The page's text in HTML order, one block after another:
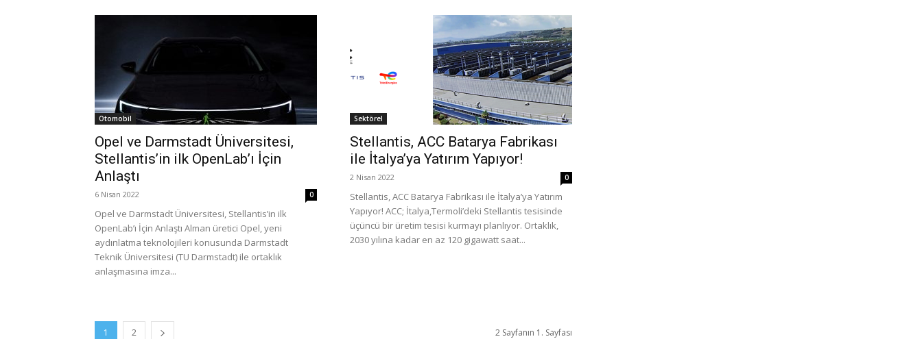
Otomobil
Opel ve Darmstadt Üniversitesi,
Stellantis’in ilk OpenLab’ı İçin
Anlaştı
6 Nisan 2022 0
Opel ve Darmstadt Üniversitesi, Stellantis’in ilk
OpenLab’ı İçin Anlaştı Alman üretici Opel, yeni
aydınlatma teknolojileri konusunda Darmstadt
Teknik Üniversitesi (TU Darmstadt) ile ortaklık
anlaşmasına imza...
Sektörel
Stellantis, ACC Batarya Fabrikası
ile İtalya’ya Yatırım Yapıyor!
2 Nisan 2022 0
Stellantis, ACC Batarya Fabrikası ile İtalya’ya Yatırım
Yapıyor! ACC; İtalya,Termoli’deki Stellantis tesisinde
üçüncü bir üretim tesisi kurmayı planlıyor. Ortaklık,
2030 yılına kadar en az 120 gigawatt saat...
1 2 2 Sayfanın 1. Sayfası